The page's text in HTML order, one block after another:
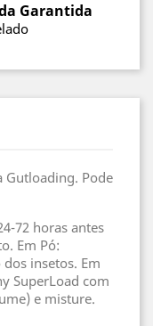
Garantida
Gutloading. Pode
72 horas antes
Em Pó:
insetos. Em
SuperLoad com
e misture.